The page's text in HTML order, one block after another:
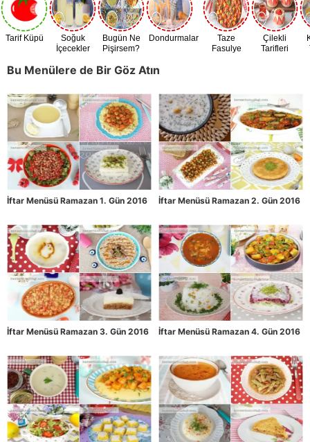
Tarif Küpü
Soğuk
İçecekler
Bugün Ne
Pişirsem?
Dondurmalar
Taze
Fasulye
Çilekli
Tarifleri
Bu Menülere de Bir Göz Atın
İftar Menüsü Ramazan 1. Gün 2016 İftar Menüsü Ramazan 2. Gün 2016
İftar Menüsü Ramazan 3. Gün 2016 İftar Menüsü Ramazan 4. Gün 2016